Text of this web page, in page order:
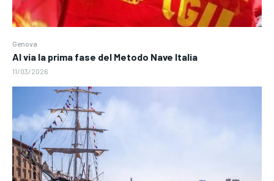
Genova
Al via la prima fase del Metodo Nave Italia
11/03/2026